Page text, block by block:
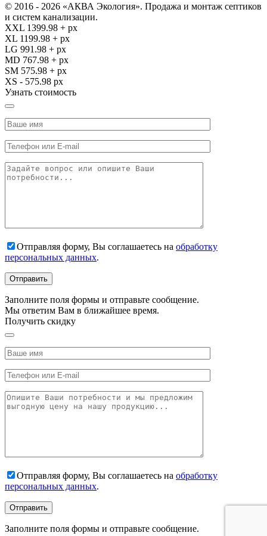
© 2016 - 2026 «АКВА Экология». Продажа и монтаж септиков
и систем канализации.
XXL 1399.98 + px
XL 1199.98 + px
LG 991.98 + px
MD 767.98 + px
SM 575.98 + px
XS - 575.98 px
Узнать стоимость
Отправляя форму, Вы соглашаетесь на обработку
персональных данных.
Заполните поля формы и отправьте сообщение.
Мы ответим Вам в ближайшее время.
Получить скидку
Отправляя форму, Вы соглашаетесь на обработку
персональных данных.
Заполните поля формы и отправьте сообщение.